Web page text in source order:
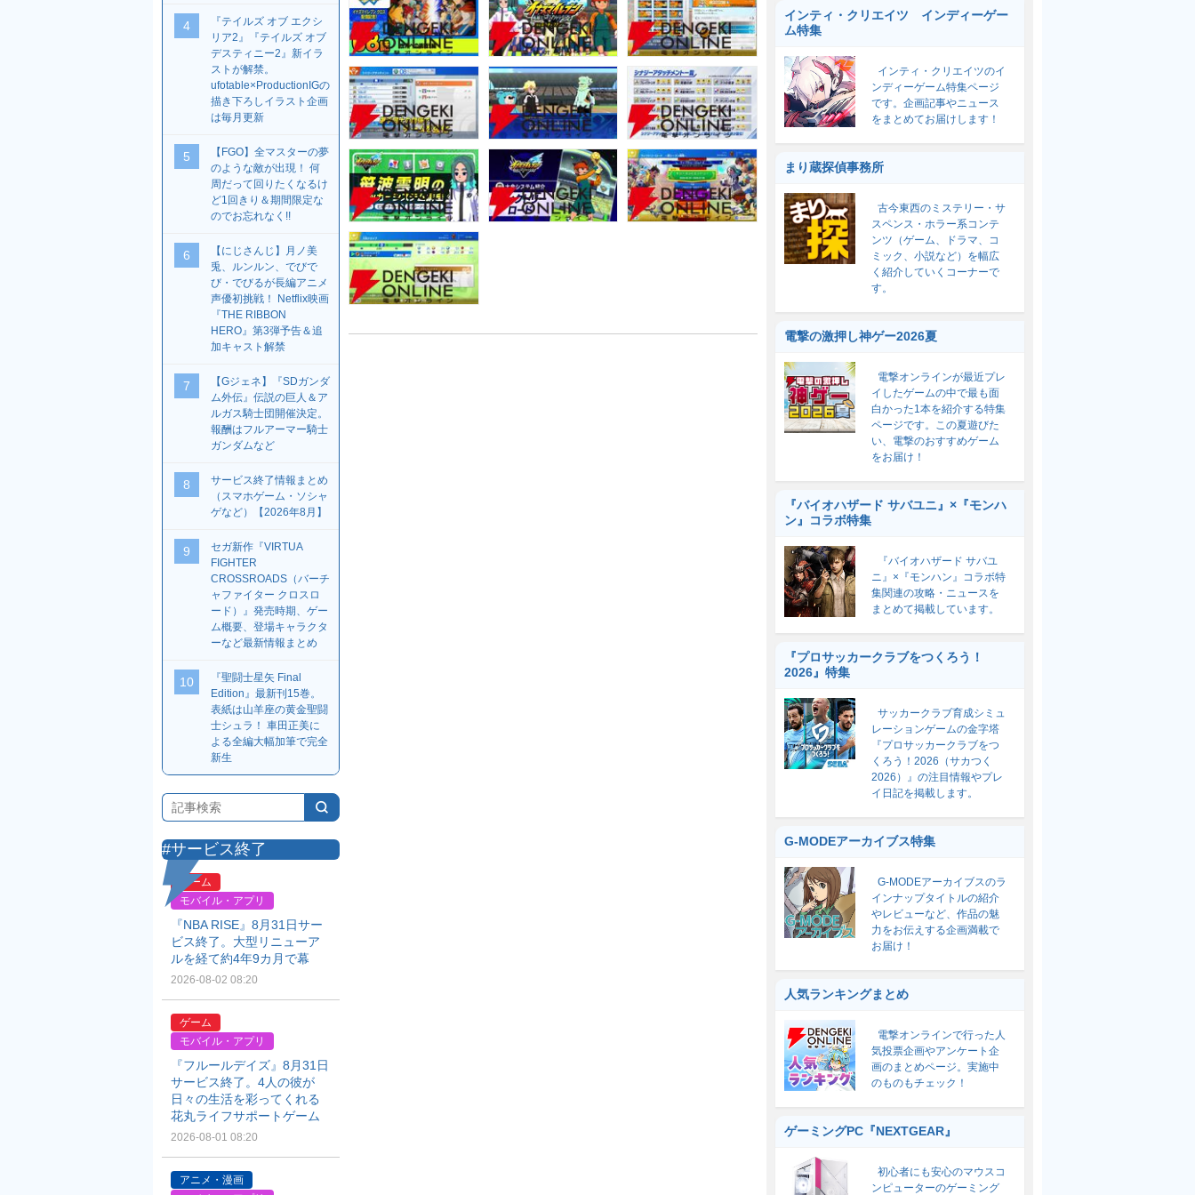
4
『テイルズ オブ エクシ
リア2』『テイルズ オブ
デスティニー2』新イラ
ストが解禁。
ufotable×ProductionIGの
描き下ろしイラスト企画
は毎月更新
5
【FGO】全マスターの夢
のような敵が出現！ 何
周だって回りたくなるけ
ど1回きり＆期間限定な
のでお忘れなく!!
6
【にじさんじ】月ノ美
兎、ルンルン、でびで
び・でびるが長編アニメ
声優初挑戦！ Netflix映画
『THE RIBBON
HERO』第3弾予告＆追
加キャスト解禁
7
【Gジェネ】『SDガンダ
ム外伝』伝説の巨人＆ア
ルガス騎士団開催決定。
報酬はフルアーマー騎士
ガンダムなど
8
サービス終了情報まとめ
（スマホゲーム・ソシャ
ゲなど）【2026年8月】
9
セガ新作『VIRTUA
FIGHTER
CROSSROADS（バーチ
ャファイター クロスロ
ード）』発売時期、ゲー
ム概要、登場キャラクタ
ーなど最新情報まとめ
10
『聖闘士星矢 Final
Edition』最新刊15巻。
表紙は山羊座の黄金聖闘
士シュラ！ 車田正美に
よる全編大幅加筆で完全
新生
#サービス終了
ゲーム
モバイル・アプリ
『NBA RISE』8月31日サー
ビス終了。大型リニューア
ルを経て約4年9カ月で幕
2026-08-02 08:20
ゲーム
モバイル・アプリ
『フルールデイズ』8月31日
サービス終了。4人の彼が
日々の生活を彩ってくれる
花丸ライフサポートゲーム
2026-08-01 08:20
アニメ・漫画
インティ・クリエイツ インディーゲー
ム特集
インティ・クリエイツのイ
ンディーゲーム特集ページ
です。企画記事やニュース
をまとめてお届けします！
まり蔵探偵事務所
古今東西のミステリー・サ
スペンス・ホラー系コンテ
ンツ（ゲーム、ドラマ、コ
ミック、小説など）を幅広
く紹介していくコーナーで
す。
電撃の激押し神ゲー2026夏
電撃オンラインが最近プレ
イしたゲームの中で最も面
白かった1本を紹介する特集
ページです。この夏遊びた
い、電撃のおすすめゲーム
をお届け！
『バイオハザード サバユニ』×『モンハ
ン』コラボ特集
『バイオハザード サバユ
ニ』×『モンハン』コラボ特
集関連の攻略・ニュースを
まとめて掲載しています。
『プロサッカークラブをつくろう！
2026』特集
サッカークラブ育成シミュ
レーションゲームの金字塔
『プロサッカークラブをつ
くろう！2026（サカつく
2026）』の注目情報やプレ
イ日記を掲載します。
G-MODEアーカイブス特集
G-MODEアーカイブスのラ
インナップタイトルの紹介
やレビューなど、作品の魅
力をお伝えする企画満載で
お届け！
人気ランキングまとめ
電撃オンラインで行った人
気投票企画やアンケート企
画のまとめページ。実施中
のものもチェック！
ゲーミングPC『NEXTGEAR』
初心者にも安心のマウスコ
ンピューターのゲーミング